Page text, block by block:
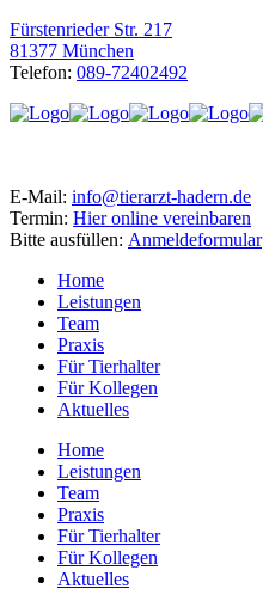
Fürstenrieder Str. 217
81377 München
Telefon: 089-72402492
E-Mail: info@tierarzt-hadern.de
Termin: Hier online vereinbaren
Bitte ausfüllen: Anmeldeformular
Home
Leistungen
Team
Praxis
Für Tierhalter
Für Kollegen
Aktuelles
Home
Leistungen
Team
Praxis
Für Tierhalter
Für Kollegen
Aktuelles